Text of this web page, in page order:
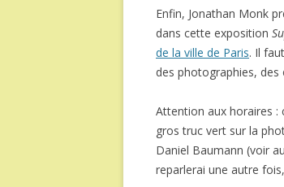
Enfin, Jonathan Monk
dans cette exposition
de la ville de Paris. Il
des photographies, des
Attention aux horaires :
gros truc vert sur la
Daniel Baumann (voir
reparlerai une autre